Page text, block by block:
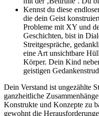
Kennst du diese
die dein Geist
Probleme mit XY und
Geschichten, bist in
Streitgespräche,
eine Art unsichtbare
Körper. Dein Kind
geistigen
Dein Verstand ist ungezählte
ganzheitliche
Konstrukte und Konzepte zu
gewohnt die